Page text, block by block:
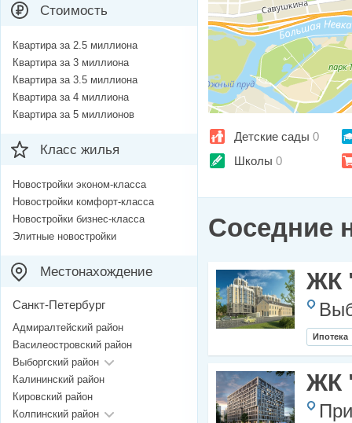
Детские сады 0
Школы 0
Соседние
ЖК
Ипотека
ЖК
Стоимость
Квартира за 2.5 миллиона
Квартира за 3 миллиона
Квартира за 3.5 миллиона
Квартира за 4 миллиона
Квартира за 5 миллионов
Класс жилья
Новостройки эконом-класса
Новостройки комфорт-класса
Новостройки бизнес-класса
Элитные новостройки
Местонахождение
Санкт-Петербург
Адмиралтейский район
Василеостровский район
Выборгский район
Калининский район
Кировский район
Колпинский район